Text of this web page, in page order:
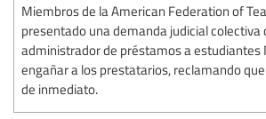
Miembros de la American Federation of
presentado una demanda judicial colectiva
administrador de préstamos a estudiantes
engañar a los prestatarios, reclamando
de inmediato.